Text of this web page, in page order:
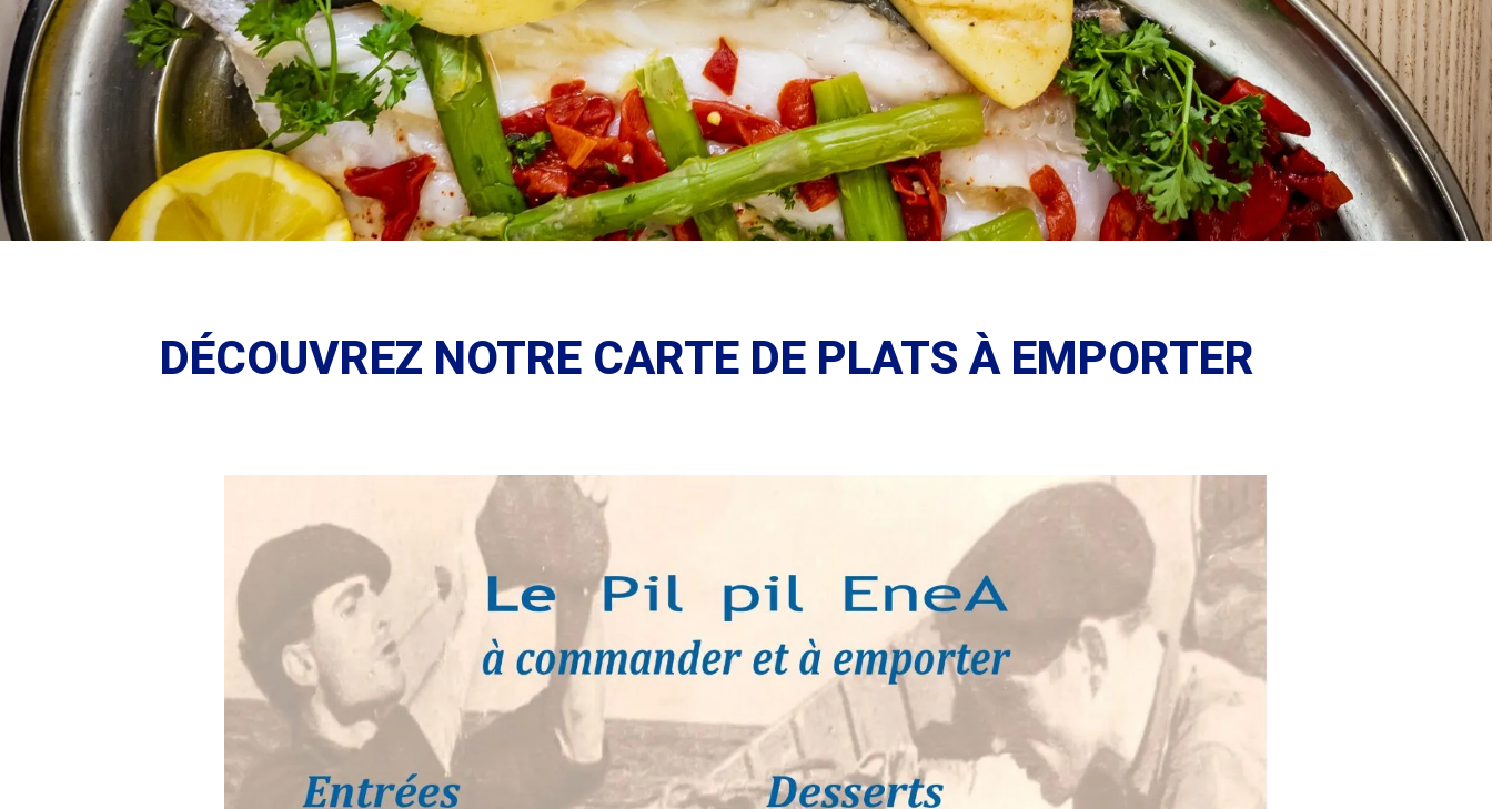
DÉCOUVREZ NOTRE CARTE DE PLATS À EMPORTER